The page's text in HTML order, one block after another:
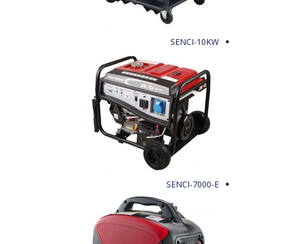
SENCI-10KW
SENCI-7000-E